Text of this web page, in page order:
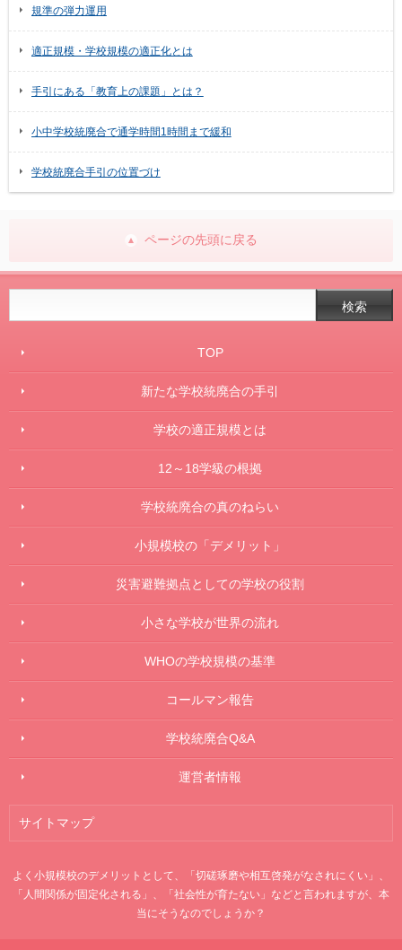
規準の弾力運用
適正規模・学校規模の適正化とは
手引にある「教育上の課題」とは？
小中学校統廃合で通学時間1時間まで緩和
学校統廃合手引の位置づけ
ページの先頭に戻る
TOP
新たな学校統廃合の手引
学校の適正規模とは
12～18学級の根拠
学校統廃合の真のねらい
小規模校の「デメリット」
災害避難拠点としての学校の役割
小さな学校が世界の流れ
WHOの学校規模の基準
コールマン報告
学校統廃合Q&A
運営者情報
サイトマップ
よく小規模校のデメリットとして、「切磋琢磨や相互啓発がなされにくい」、
「人間関係が固定化される」、「社会性が育たない」などと言われますが、本
当にそうなのでしょうか？